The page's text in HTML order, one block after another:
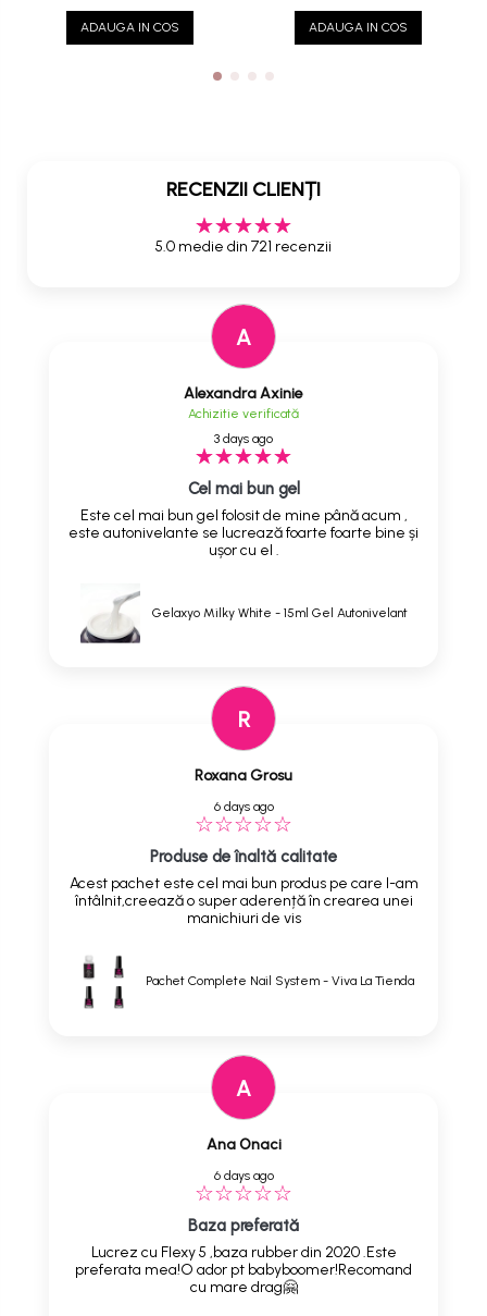
ADAUGA IN COS ADAUGA IN COS
RECENZII CLIENȚI
5.0 medie din 721 recenzii
A
Alexandra Axinie
Achizitie verificată
3 days ago
Cel mai bun gel
Este cel mai bun gel folosit de mine până acum ,
este autonivelante se lucrează foarte foarte bine și
ușor cu el .
Gelaxyo Milky White - 15ml Gel Autonivelant
R
Roxana Grosu
6 days ago
Produse de înaltă calitate
Acest pachet este cel mai bun produs pe care l-am
întâlnit,creează o super aderență în crearea unei
manichiuri de vis
Pachet Complete Nail System - Viva La Tienda
A
Ana Onaci
6 days ago
Baza preferată
Lucrez cu Flexy 5 ,baza rubber din 2020 .Este
preferata mea!O ador pt babyboomer!Recomand
cu mare drag🤗